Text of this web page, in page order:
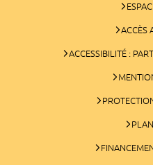
ACCÈS
ACCESSIBILITÉ :